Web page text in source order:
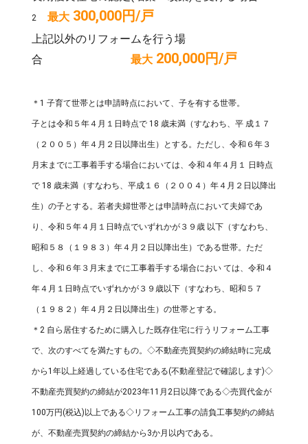
2 最大300,000円/戸
上記以外のリフォームを行う場
合 最大200,000円/戸
＊1 子育て世帯とは申請時点において、子を有する世帯。
子とは令和５年４月１日時点で 18 歳未満（すなわち、平 成１７
（２００５）年４月２日以降出生）とする。ただし、令和６年３
月末までに工事着手する場合においては、令和４年４月１ 日時点
で 18 歳未満（すなわち、平成１６（２００４）年４月２日以降出
生）の子とする。若者夫婦世帯とは申請時点において夫婦であ
り、令和５年４月１日時点でいずれかが３９歳 以下（すなわち、
昭和５８（１９８３）年４月２日以降出生）である世帯。ただ
し、令和６年３月末までに工事着手する場合におい ては、令和４
年４月１日時点でいずれかが３９歳以下（すなわち、昭和５７
（１９８２）年４月２日以降出生）の世帯とする。
＊2 自ら居住するために購入した既存住宅に行うリフォーム工事
で、次のすべてを満たすもの。◇不動産売買契約の締結時に完成
から1年以上経過している住宅である(不動産登記で確認します)◇
不動産売買契約の締結が2023年11月2日以降である◇売買代金が
100万円(税込)以上である◇リフォーム工事の請負工事契約の締結
が、不動産売買契約の締結から3か月以内である。